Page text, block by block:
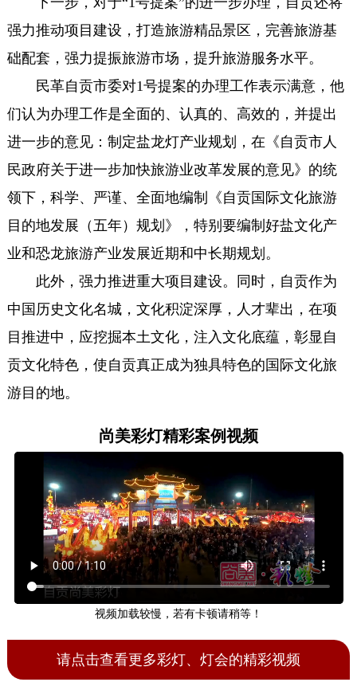
强力推动项目建设，打造旅游精品景区，完善旅游基
础配套，强力提振旅游市场，提升旅游服务水平。
民革自贡市委对1号提案的办理工作表示满意，他
们认为办理工作是全面的、认真的、高效的，并提出
进一步的意见：制定盐龙灯产业规划，在《自贡市人
民政府关于进一步加快旅游业改革发展的意见》的统
领下，科学、严谨、全面地编制《自贡国际文化旅游
目的地发展（五年）规划》，特别要编制好盐文化产
业和恐龙旅游产业发展近期和中长期规划。
此外，强力推进重大项目建设。同时，自贡作为
中国历史文化名城，文化积淀深厚，人才辈出，在项
目推进中，应挖掘本土文化，注入文化底蕴，彰显自
贡文化特色，使自贡真正成为独具特色的国际文化旅
游目的地。
尚美彩灯精彩案例视频
视频加载较慢，若有卡顿请稍等！
请点击查看更多彩灯、灯会的精彩视频